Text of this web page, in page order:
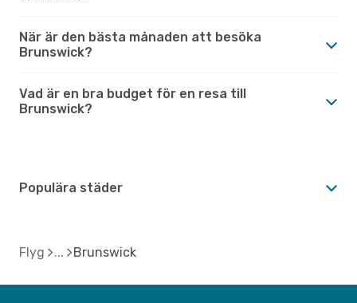
När är den bästa månaden att besöka
Brunswick?
Vad är en bra budget för en resa till
Brunswick?
Populära städer
Flyg Brunswick